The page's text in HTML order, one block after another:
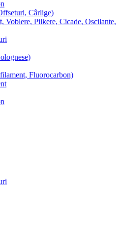
Cârlige)
Voblere, Pilkere, Cicade, Oscilante,
Fluorocarbon)